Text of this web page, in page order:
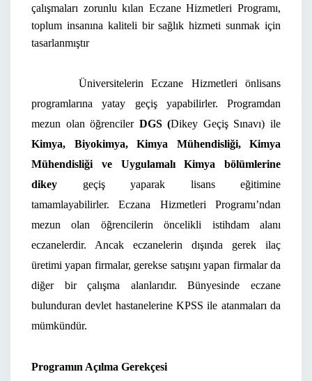
çalışmaları zorunlu kılan Eczane Hizmetleri Programı,
toplum insanına kaliteli bir sağlık hizmeti sunmak için
tasarlanmıştır
Üniversitelerin Eczane Hizmetleri önlisans
programlarına yatay geçiş yapabilirler. Programdan
mezun olan öğrenciler DGS(Dikey Geçiş Sınavı) ile
Kimya, Biyokimya, Kimya Mühendisliği, Kimya
Mühendisliği ve Uygulamalı Kimya
bölümlerine
dikey geçiş yaparak lisans eğitimine
tamamlayabilirler.Eczana Hizmetleri Programı’ndan
mezun olan öğrencilerin öncelikli istihdam alanı
eczanelerdir. Ancak eczanelerin dışında gerek ilaç
üretimi yapan firmalar, gerekse satışını yapan firmalar da
diğer bir çalışma alanlarıdır. Bünyesinde eczane
bulunduran devlet hastanelerine KPSS ile atanmaları da
mümkündür.
Programın Açılma Gerekçesi